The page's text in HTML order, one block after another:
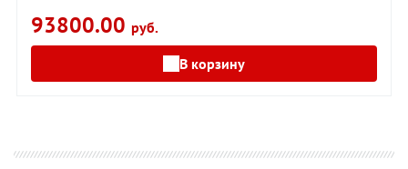
93800.00 руб.
В корзину